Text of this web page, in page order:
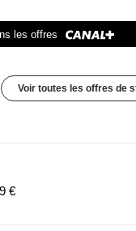
les offres
Voir toutes les offres de
€